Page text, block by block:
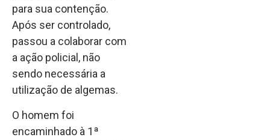
para sua contenção.
Após ser controlado,
passou a colaborar com
a ação policial, não
sendo necessária a
utilização de algemas.
O homem foi
encaminhado à 1ª